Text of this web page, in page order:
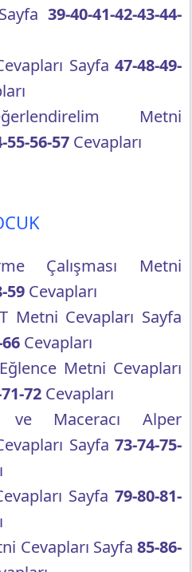
39-40-41-42-43-44-
Sayfa 47-48-49-
Metni
55-56-57 Cevapları
Çalışması Metni
59 Cevapları
Metni Cevapları Sayfa
Cevapları
Metni Cevapları
72 Cevapları
ve Maceracı Alper
Sayfa 73-74-75-
Sayfa 79-80-81-
Cevapları Sayfa 85-86-